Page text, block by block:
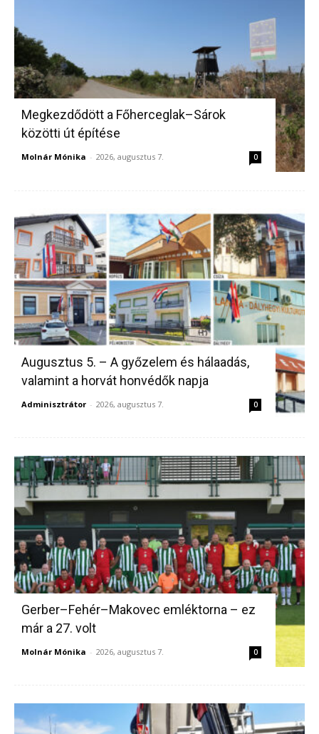
Megkezdődött a Főherceglak–Sárok
közötti út építése
Molnár Mónika - 2026, augusztus 7. 0
Augusztus 5. – A győzelem és hálaadás,
valamint a horvát honvédők napja
Adminisztrátor - 2026, augusztus 7. 0
Gerber–Fehér–Makovec emléktorna – ez
már a 27. volt
Molnár Mónika - 2026, augusztus 7. 0